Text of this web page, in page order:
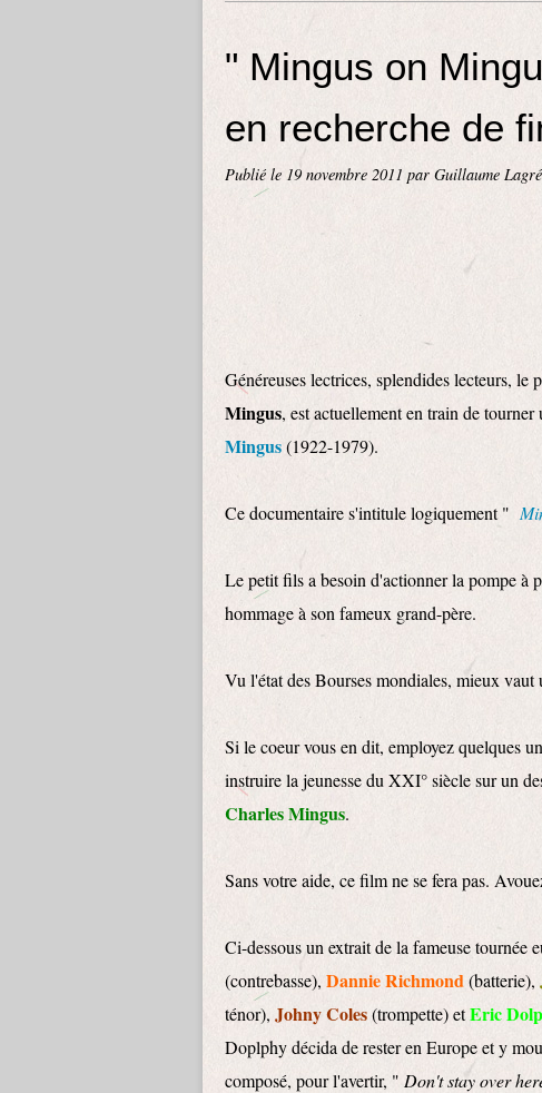
" Mingus on
en recherche de
Publié le 19 novembre 2011 par Guillaume
Généreuses lectrices, splendides lecteurs, le
Mingus, est actuellement en train de
Mingus(1922-1979).
Ce documentaire s'intitule logiquement "
Le petit fils a besoin d'actionner la pompe à
hommage à son fameux grand-père.
Vu l'état des Bourses mondiales, mieux
Si le coeur vous en dit, employez quelques
instruire la jeunesse du XXI° siècle sur un
Charles Mingus.
Sans votre aide, ce film ne se fera pas.
Ci-dessous un extrait de la fameuse tournée
(contrebasse), Dannie Richmond(batterie),
ténor), Johny Coles(trompette) etEric
Doplphy décida de rester en Europe et y
composé, pour l'avertir, " Don't stay over